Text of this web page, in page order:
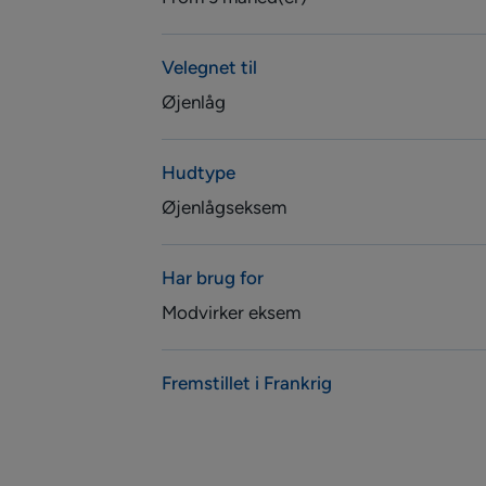
Velegnet til
Øjenlåg
Hudtype
Øjenlågseksem
Har brug for
Modvirker eksem
Fremstillet i Frankrig